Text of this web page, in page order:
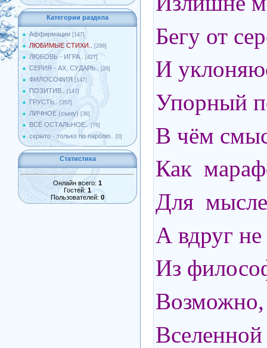
Категории раздела
Аффирмации [147]
ЛЮБИМЫЕ СТИХИ.. [298]
ЛЮБОВЬ - ИГРА.. [427]
СЕРИЯ - АХ, СУДАРЬ.. [26]
ФИЛОСОФИЯ [147]
ПОЗИТИВ.. [147]
ГРУСТЬ.. [357]
ЛИЧНОЕ (сыну) [36]
ВСЁ ОСТАЛЬНОЕ.. [76]
скрыто - только по паролю.. [0]
Статистика
Онлайн всего: 1
Гостей: 1
Пользователей: 0
Бегу от
И
Упорный
В чём
Как
Для
А вдруг не
Из
Возможно,